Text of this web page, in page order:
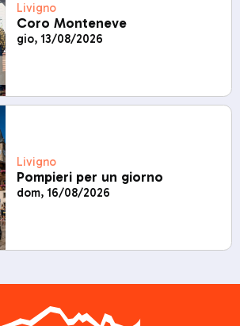
Livigno
Coro Monteneve
gio, 13/08/2026
Livigno
Pompieri per un giorno
dom, 16/08/2026